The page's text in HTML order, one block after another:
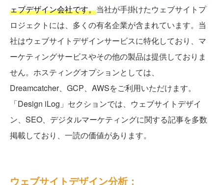
ェブデザイン会社です。当社が手掛けたウェブサイトプ
ロジェクトには、多くの有名企業が含まれています。当
社はウェブサイトデザインサービスに特化しており、マ
ーケティングサービスやその他の製品は提供しておりま
せん。ホスティングオプションとしては、
Dreamcatcher、GCP、AWSをご利用いただけます。
「Design iLog」セクションでは、ウェブサイトデザイ
ン、SEO、デジタルマーケティングに関する記事を多数
掲載しており、一読の価値があります。
ウェブサイトデザイン分析：